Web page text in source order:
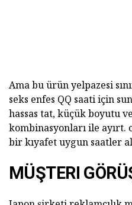
Ama bu ürün yelpazesi
seks enfes QQ saati için
hassas tat, küçük boyutu
kombinasyonları ile ayırt.
bir kıyafet uygun saatler
MÜŞTERI